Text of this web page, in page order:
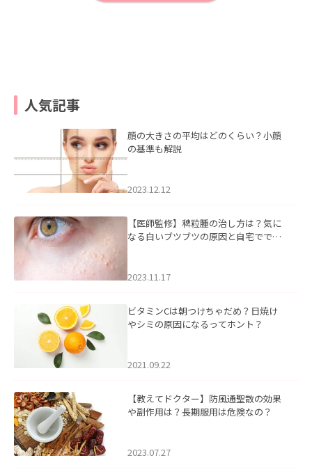
人気記事
顔の大きさの平均はどのくらい？小顔
の基準も解説
2023.12.12
【医師監修】稗粒腫の治し方は？気に
なる白いブツブツの原因と自宅ででき
2023.11.17
ビタミンCは朝つけちゃだめ？日焼け
やシミの原因になるってホント？
2021.09.22
【教えてドクター】防風通聖散の効果
や副作用は？長期服用は危険なの？
2023.07.27